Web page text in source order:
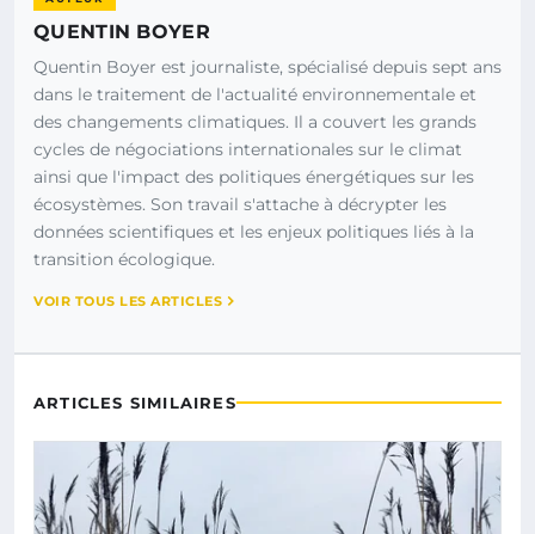
QUENTIN BOYER
Quentin Boyer est journaliste, spécialisé depuis sept ans
dans le traitement de l'actualité environnementale et
des changements climatiques. Il a couvert les grands
cycles de négociations internationales sur le climat
ainsi que l'impact des politiques énergétiques sur les
écosystèmes. Son travail s'attache à décrypter les
données scientifiques et les enjeux politiques liés à la
transition écologique.
VOIR TOUS LES ARTICLES
ARTICLES SIMILAIRES